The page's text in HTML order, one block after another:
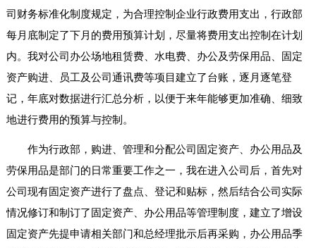
司财务标准化制度规定，为合理控制企业行政费用支出，行政部
每月底制定了下月的费用预算计划，尽量将费用支出控制在计划
内。我对公司办公场地租赁费、水电费、办公及劳保用品、固定
资产购进、员工及公司通讯费等项目建立了台账，逐月逐笔登
记，年底对数据进行汇总分析，以便于来年能够更加准确、细致
地进行费用的预算与控制。
作为行政部，购进、管理和分配公司固定资产、办公用品及
劳保用品是部门的日常重要工作之一，我在进入公司后，首先对
公司现有固定资产进行了盘点、登记和贴标，然后结合公司实际
情况修订和制订了固定资产、办公用品等管理制度，建立了增设
固定资产先提申请相关部门和总经理批示后再采购，办公用品季